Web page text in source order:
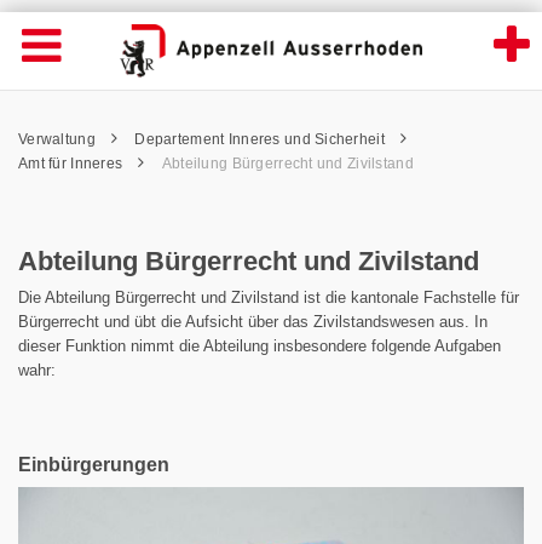
Abteilung Bürgerrecht und Zivilstand -
Wichtige
Seiten
Home
Inhalt
Kontakt
Navigation öffnen
Inhalt
Pfadnavigation
Verwaltung
Departement Inneres und Sicherheit
Amt für Inneres
Abteilung Bürgerrecht und Zivilstand
Abteilung Bürgerrecht und Zivilstand
Die Abteilung Bürgerrecht und Zivilstand ist die kantonale Fachstelle für
Bürgerrecht und übt die Aufsicht über das Zivilstandswesen aus. In
dieser Funktion nimmt die Abteilung insbesondere folgende Aufgaben
wahr:
Einbürgerungen